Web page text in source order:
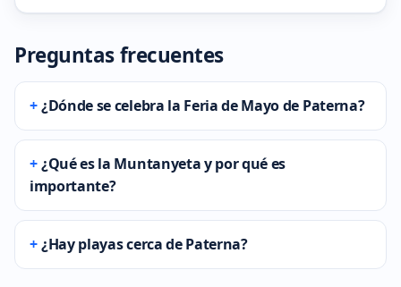
Preguntas frecuentes
¿Dónde se celebra la Feria de Mayo de Paterna?
¿Qué es la Muntanyeta y por qué es
importante?
¿Hay playas cerca de Paterna?